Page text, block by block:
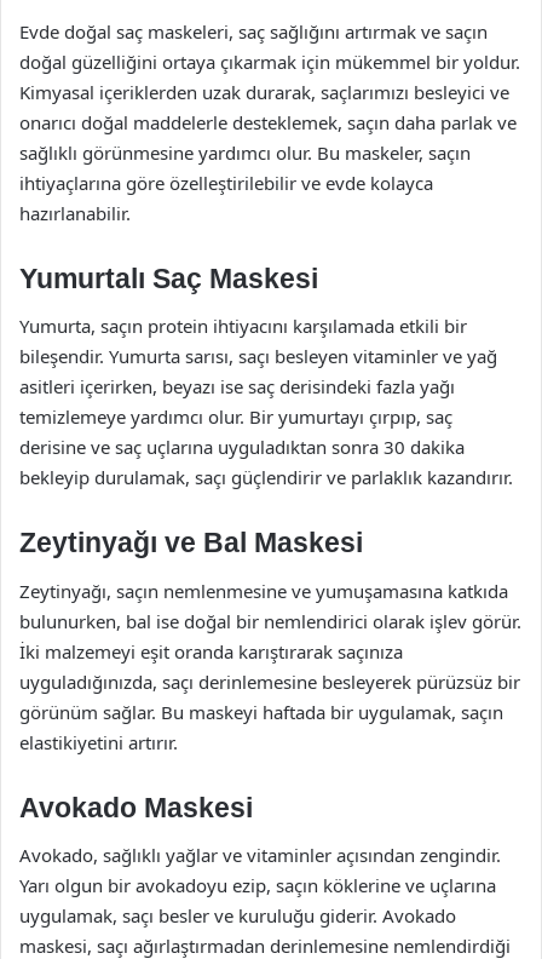
Evde doğal saç maskeleri, saç sağlığını artırmak ve saçın
doğal güzelliğini ortaya çıkarmak için mükemmel bir yoldur.
Kimyasal içeriklerden uzak durarak, saçlarımızı besleyici ve
onarıcı doğal maddelerle desteklemek, saçın daha parlak ve
sağlıklı görünmesine yardımcı olur. Bu maskeler, saçın
ihtiyaçlarına göre özelleştirilebilir ve evde kolayca
hazırlanabilir.
Yumurtalı Saç Maskesi
Yumurta, saçın protein ihtiyacını karşılamada etkili bir
bileşendir. Yumurta sarısı, saçı besleyen vitaminler ve yağ
asitleri içerirken, beyazı ise saç derisindeki fazla yağı
temizlemeye yardımcı olur. Bir yumurtayı çırpıp, saç
derisine ve saç uçlarına uyguladıktan sonra 30 dakika
bekleyip durulamak, saçı güçlendirir ve parlaklık kazandırır.
Zeytinyağı ve Bal Maskesi
Zeytinyağı, saçın nemlenmesine ve yumuşamasına katkıda
bulunurken, bal ise doğal bir nemlendirici olarak işlev görür.
İki malzemeyi eşit oranda karıştırarak saçınıza
uyguladığınızda, saçı derinlemesine besleyerek pürüzsüz bir
görünüm sağlar. Bu maskeyi haftada bir uygulamak, saçın
elastikiyetini artırır.
Avokado Maskesi
Avokado, sağlıklı yağlar ve vitaminler açısından zengindir.
Yarı olgun bir avokadoyu ezip, saçın köklerine ve uçlarına
uygulamak, saçı besler ve kuruluğu giderir. Avokado
maskesi, saçı ağırlaştırmadan derinlemesine nemlendirdiği